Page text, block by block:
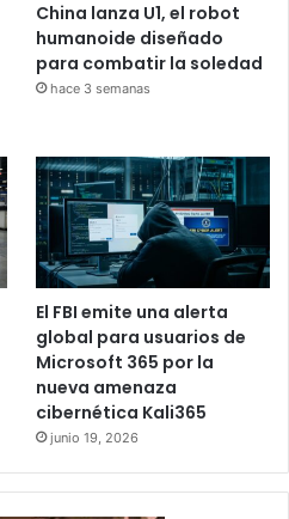
China lanza U1, el robot
humanoide diseñado
para combatir la soledad
hace 3 semanas
El FBI emite una alerta
global para usuarios de
Microsoft 365 por la
nueva amenaza
cibernética Kali365
junio 19, 2026